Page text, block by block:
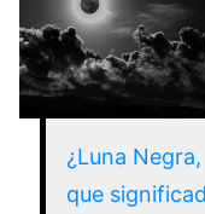
¿Luna Negra,
que